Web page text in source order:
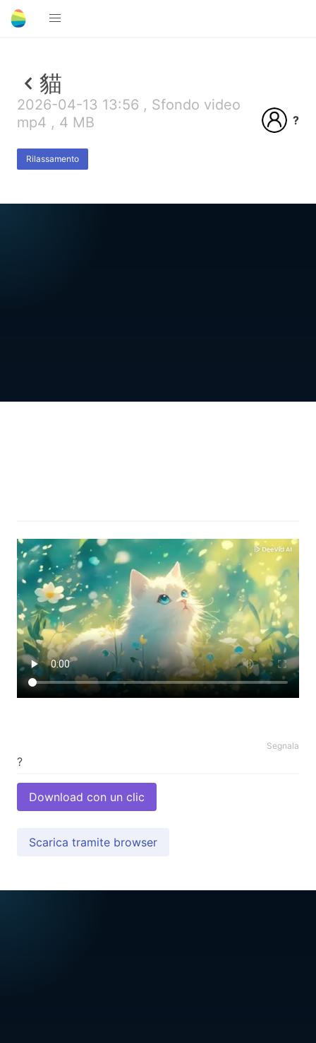
貓
2026-04-13 13:56 , Sfondo video
mp4 , 4 MB
Rilassamento
?
Segnala
Download con un clic
Scarica tramite browser